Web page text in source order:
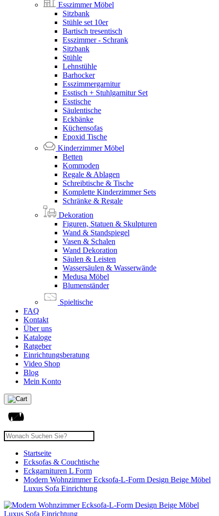
Esszimmer Möbel
Sitzbank
Stühle set 10er
Bartisch tresentisch
Esszimmer - Schrank
Sitzbank
Stühle
Lehnstühle
Barhocker
Esszimmergarnitur
Esstisch + Stuhlgarnitur Set
Esstische
Säulentische
Eckbänke
Küchensofas
Epoxid Tische
Kinderzimmer Möbel
Betten
Kommoden
Regale & Ablagen
Schreibtische & Tische
Komplette Kinderzimmer Sets
Schränke & Regale
Dekoration
Figuren, Statuen & Skulpturen
Wand & Standspiegel
Vasen & Schalen
Wand Dekoration
Säulen & Leisten
Wassersäulen & Wasserwände
Medusa Möbel
Blumenständer
Spieltische
FAQ
Kontakt
Über uns
Kataloge
Ratgeber
Einrichtungsberatung
Video Shop
Blog
Mein Konto
Startseite
Ecksofas & Couchtische
Eckgarnituren L Form
Modern Wohnzimmer Ecksofa-L-Form Design Beige Möbel
Luxus Sofa Einrichtung